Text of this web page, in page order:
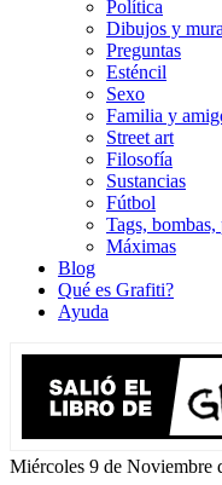
Política
Dibujos y
Preguntas
Esténcil
Sexo
Familia y
Street art
Filosofía
Sustancias
Fútbol
Tags, bombas,
Máximas
Blog
Qué es Grafiti?
Ayuda
Miércoles 9 de Noviembre